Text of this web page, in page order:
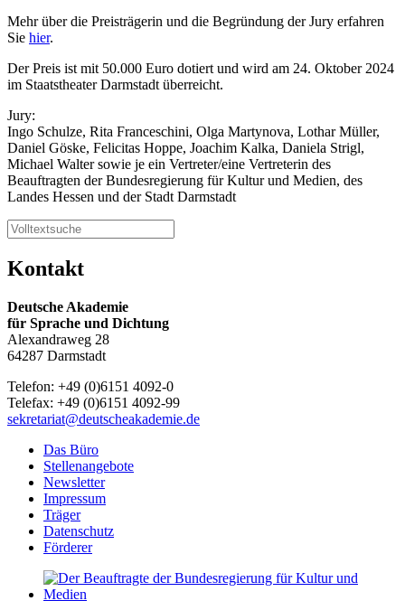
Mehr über die Preisträgerin und die Begründung der Jury erfahren
Sie hier.
Der Preis ist mit 50.000 Euro dotiert und wird am 24. Oktober 2024
im Staatstheater Darmstadt überreicht.
Jury:
Ingo Schulze, Rita Franceschini, Olga Martynova, Lothar Müller,
Daniel Göske, Felicitas Hoppe, Joachim Kalka, Daniela Strigl,
Michael Walter sowie je ein Vertreter/eine Vertreterin des
Beauftragten der Bundesregierung für Kultur und Medien, des
Landes Hessen und der Stadt Darmstadt
Kontakt
Deutsche Akademie
für Sprache und Dichtung
Alexandraweg 28
64287 Darmstadt
Telefon: +49 (0)6151 4092-0
Telefax: +49 (0)6151 4092-99
sekretariat@deutscheakademie.de
Das Büro
Stellenangebote
Newsletter
Impressum
Träger
Datenschutz
Förderer